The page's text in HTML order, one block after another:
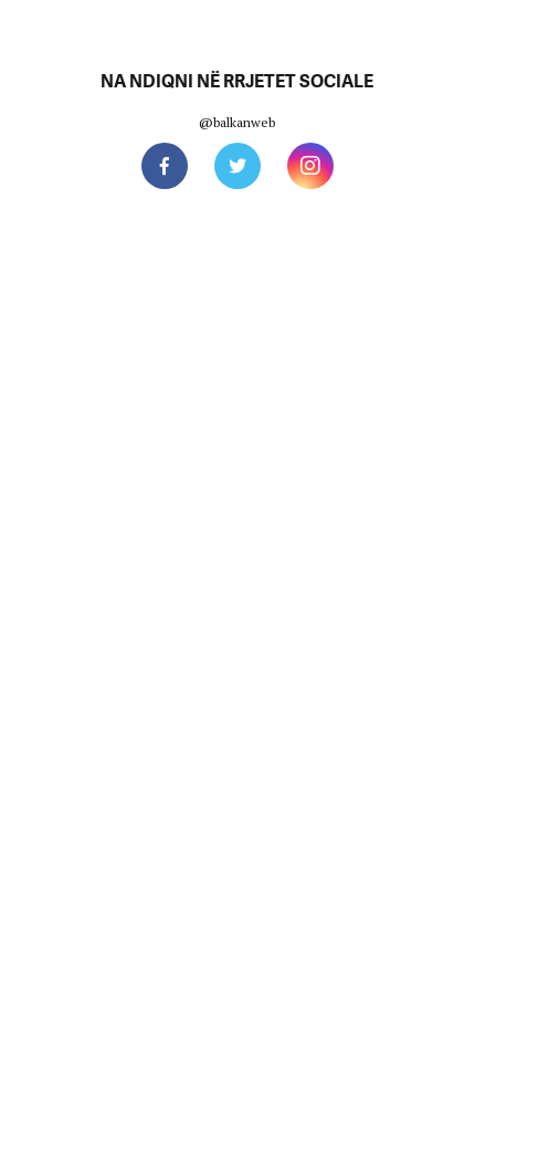
NA NDIQNI NË RRJETET SOCIALE
@balkanweb